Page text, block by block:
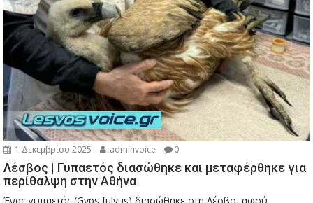
1 Δεκεμβρίου 2025 adminvoice 0
Λέσβος | Γυπαετός διασώθηκε και μεταφέρθηκε για
περίθαλψη στην Αθήνα